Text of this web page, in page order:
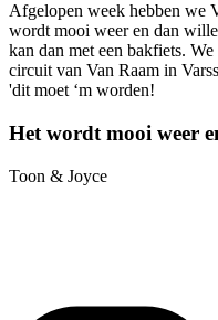
Afgelopen week hebben we
wordt mooi weer en dan
kan dan met een bakfiets.
circuit van Van Raam in
'dit moet ‘m worden!
Het wordt mooi weer
Toon & Joyce